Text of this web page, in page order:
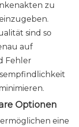
zu
sind so
auf
Fehler
Optionen
eine